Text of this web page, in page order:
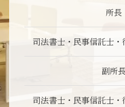
所長
司法書士・民事信託士
副所
司法書士・民事信託士